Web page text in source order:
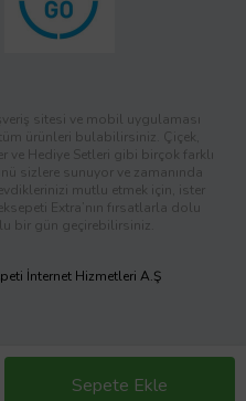
Sepete Ekle
sitesi ve mobil uygulaması
ürünleri bulabilirsiniz. Çiçek,
ve Hediye Setleri gibi birçok farklı
sizlere sunuyor ve zamanında
mutlu etmek için, ister
Extra’nın fırsatlarla dolu
bir gün geçirebilirsiniz.
İnternet Hizmetleri A.Ş